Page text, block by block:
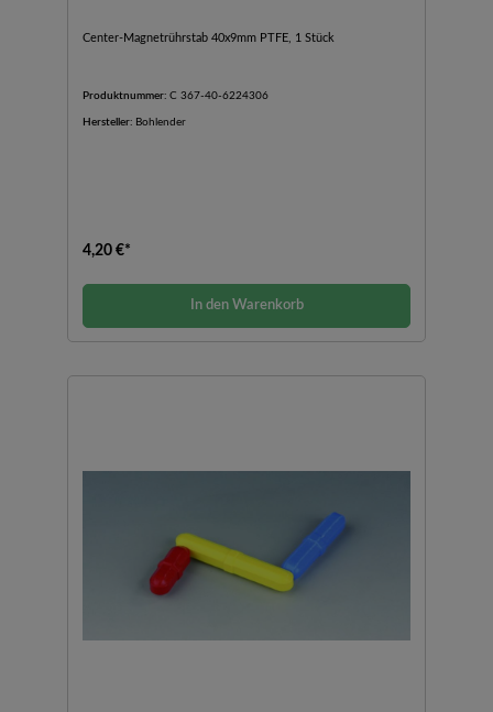
Center-Magnetrührstab 40x9mm PTFE, 1 Stück
Produktnummer: C 367-40-6224306
Hersteller: Bohlender
4,20 €*
In den Warenkorb